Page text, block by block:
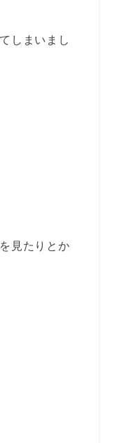
しまいまし
見たりとか